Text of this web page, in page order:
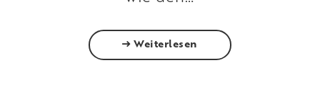
Weiterlesen